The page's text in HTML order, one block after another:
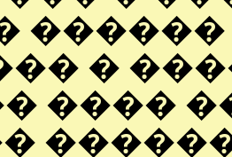
�
����